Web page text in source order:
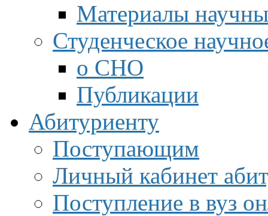
Материалы
Студенческое
о СНО
Публикации
Абитуриенту
Поступающим
Личный кабинет
Поступление в вуз